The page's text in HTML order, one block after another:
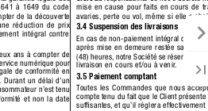
à 1649 du code
de la découverte
réduction de prix
intégral contre
ans à compter de
numérique pour
de conformité en
Durant un délai d’un
n’est tenu
et non la date
mise en cause pour faits en cours de
avaries, perte ou vol, même si elle a
3.4 Suspension des livraisons
En cas de non-paiement intégral d’une
après mise en demeure restée sans
(48) heures, notre Société se réser ve la
livraison en cours et/ou à venir.
3.5 Paiement comptant
Toutes les Commandes que nous
compte tenu du fait que le Client présente
sufﬁsantes, et qu’il réglera